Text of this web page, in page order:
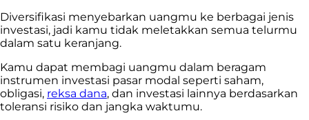
Diversifikasi menyebarkan uangmu ke berbagai jenis
investasi, jadi kamu tidak meletakkan semua telurmu
dalam satu keranjang.
Kamu dapat membagi uangmu dalam beragam
instrumen investasi pasar modal seperti saham,
obligasi, reksa dana, dan investasi lainnya berdasarkan
toleransi risiko dan jangka waktumu.